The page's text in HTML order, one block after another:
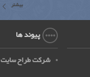
بیشتر
پیوند ها
شرکت طراح سایت